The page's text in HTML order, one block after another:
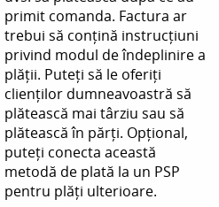
primit comanda. Factura ar
trebui să conțină instrucțiuni
privind modul de îndeplinire a
plății. Puteți să le oferiți
clienților dumneavoastră să
plătească mai târziu sau să
plătească în părți. Opțional,
puteți conecta această
metodă de plată la un PSP
pentru plăți ulterioare.